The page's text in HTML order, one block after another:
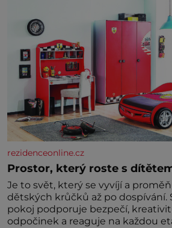
rezidenceonline.cz
Prostor, který roste s
Je to svět, který se vyvíjí a
dětských krůčků až po dospívání.
pokoj podporuje bezpečí,
odpočinek a reaguje na každou